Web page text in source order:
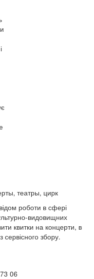
роботи в сфері
видовищних
квитки на концерти, в
збору.
06